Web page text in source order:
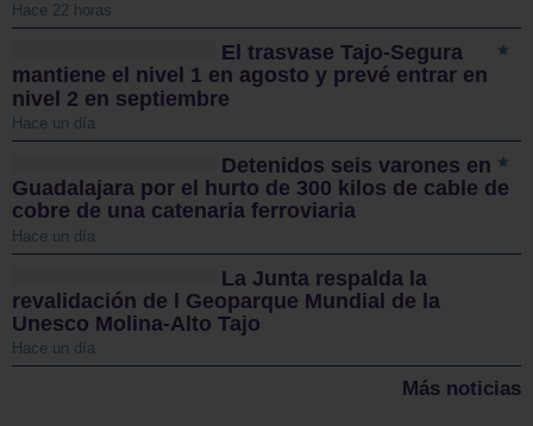
Hace 22 horas
El trasvase Tajo-Segura
mantiene el nivel 1 en agosto y prevé entrar en
nivel 2 en septiembre
Hace un día
Detenidos seis varones en
Guadalajara por el hurto de 300 kilos de cable de
cobre de una catenaria ferroviaria
Hace un día
La Junta respalda la
revalidación de l Geoparque Mundial de la
Unesco Molina-Alto Tajo
Hace un día
Más noticias